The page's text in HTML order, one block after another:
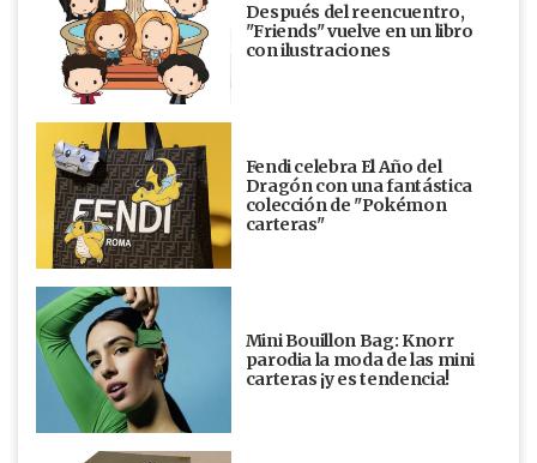
Después del reencuentro,
"Friends" vuelve en un libro
con ilustraciones
Fendi celebra El Año del
Dragón con una fantástica
colección de "Pokémon
carteras"
Mini Bouillon Bag: Knorr
parodia la moda de las mini
carteras ¡y es tendencia!